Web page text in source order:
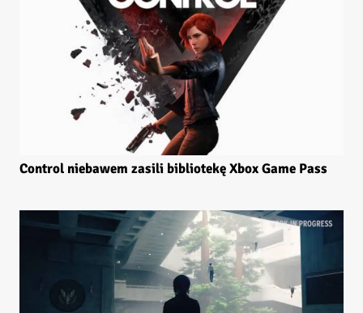
Control niebawem zasili bibliotekę Xbox Game Pass